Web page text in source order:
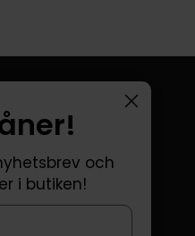
FAQ - Vanliga frågor
Leverans
Returer
och
i butiken!